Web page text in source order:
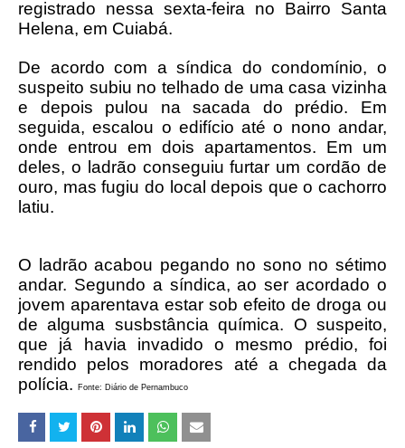
registrado nessa sexta-feira no Bairro Santa
Helena, em Cuiabá.
De acordo com a síndica do condomínio, o
suspeito subiu no telhado de uma casa vizinha
e depois pulou na sacada do prédio. Em
seguida, escalou o edifício até o nono andar,
onde entrou em dois apartamentos. Em um
deles, o ladrão conseguiu furtar um cordão de
ouro, mas fugiu do local depois que o cachorro
latiu.
O ladrão acabou pegando no sono no sétimo
andar. Segundo a síndica, ao ser acordado o
jovem aparentava estar sob efeito de droga ou
de alguma susbstância química. O suspeito,
que já havia invadido o mesmo prédio, foi
rendido pelos moradores até a chegada da
polícia.
Fonte: Diário de Pernambuco